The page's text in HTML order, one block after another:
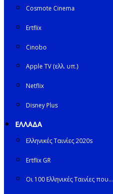
Cosmote Cinema
Ertflix
Cinobo
Apple TV (ελλ. υπ.)
Netflix
Disney Plus
ΕΛΛΑΔΑ
Ελληνικές Ταινίες 2020s
Ertflix GR
Οι 100 Ελληνικές Ταινίες που…